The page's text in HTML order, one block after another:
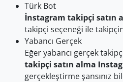
Türk Bot
İnstagram takipçi satın
takipçi seçeneği ile
Yabancı Gerçek
Eğer yabancı gerçek
takipçi satın alma
gerçekleştirme şansınız